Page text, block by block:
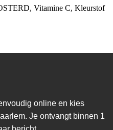
Vitamine C, Kleurstof
online en kies
Je ontvangt binnen 1